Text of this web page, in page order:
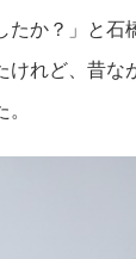
か？」と石
けれど、昔な